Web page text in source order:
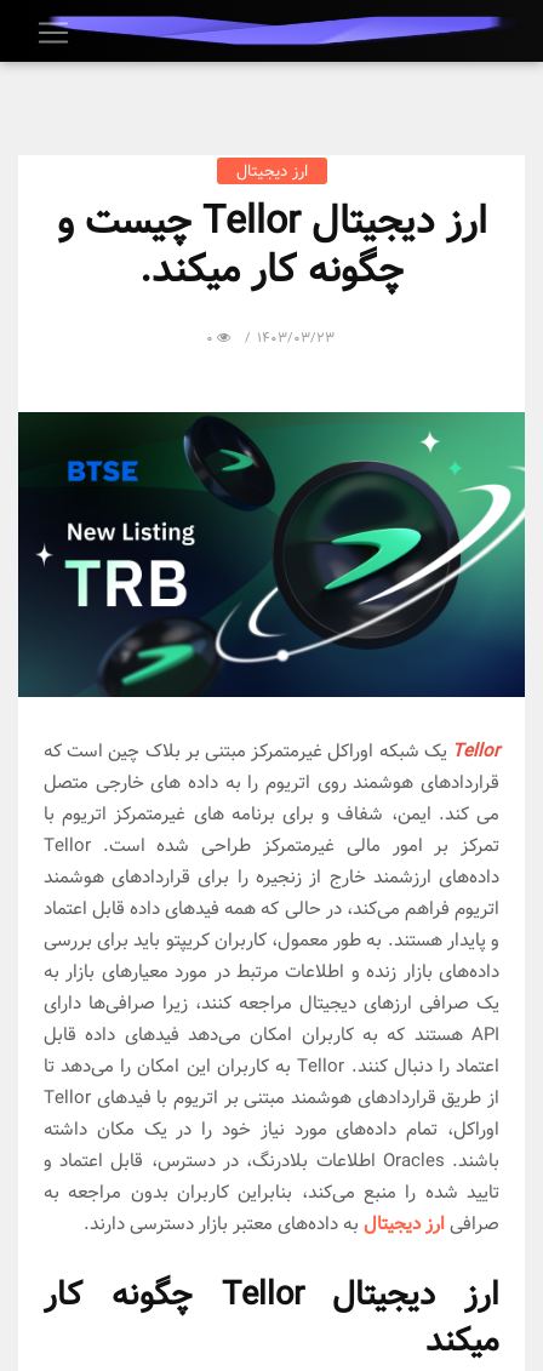
ارز دیجیتال
ارز دیجیتال Tellor چیست و
چگونه کار میکند.
1403/03/23
Tellor یک شبکه اوراکل غیرمتمرکز مبتنی بر بلاک چین است که
قراردادهای هوشمند روی اتریوم را به داده های خارجی متصل
می کند. ایمن، شفاف و برای برنامه های غیرمتمرکز اتریوم با
تمرکز بر امور مالی غیرمتمرکز طراحی شده است. Tellor
داده‌های ارزشمند خارج از زنجیره را برای قراردادهای هوشمند
اتریوم فراهم می‌کند، در حالی که همه فیدهای داده قابل اعتماد
و پایدار هستند. به طور معمول، کاربران کریپتو باید برای بررسی
داده‌های بازار زنده و اطلاعات مرتبط در مورد معیارهای بازار به
یک صرافی ارزهای دیجیتال مراجعه کنند، زیرا صرافی‌ها دارای
API هستند که به کاربران امکان می‌دهد فیدهای داده قابل
اعتماد را دنبال کنند. Tellor به کاربران این امکان را می‌دهد تا
از طریق قراردادهای هوشمند مبتنی بر اتریوم با فیدهای Tellor
اوراکل، تمام داده‌های مورد نیاز خود را در یک مکان داشته
باشند. Oracles اطلاعات بلادرنگ، در دسترس، قابل اعتماد و
تایید شده را منبع می‌کند، بنابراین کاربران بدون مراجعه به
صرافیارز دیجیتالبه داده‌های معتبر بازار دسترسی دارند.
ارز دیجیتال Tellor چگونه کار
میکند